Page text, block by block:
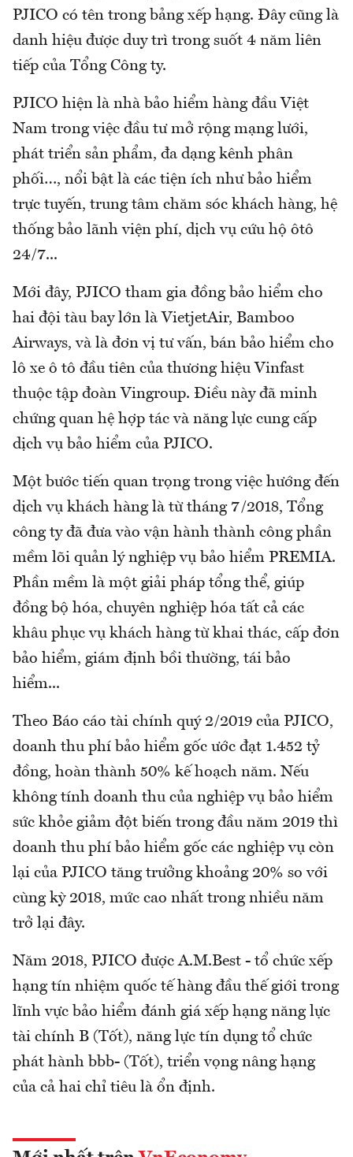
PJICO có tên trong bảng xếp hạng. Đây cũng là
danh hiệu được duy trì trong suốt 4 năm liên
tiếp của Tổng Công ty.
PJICO hiện là nhà bảo hiểm hàng đầu Việt
Nam trong việc đầu tư mở rộng mạng lưới,
phát triển sản phẩm, đa dạng kênh phân
phối…, nổi bật là các tiện ích như bảo hiểm
trực tuyến, trung tâm chăm sóc khách hàng, hệ
thống bảo lãnh viện phí, dịch vụ cứu hộ ôtô
24/7...
Mới đây, PJICO tham gia đồng bảo hiểm cho
hai đội tàu bay lớn là VietjetAir, Bamboo
Airways, và là đơn vị tư vấn, bán bảo hiểm cho
lô xe ô tô đầu tiên của thương hiệu Vinfast
thuộc tập đoàn Vingroup. Điều này đã minh
chứng quan hệ hợp tác và năng lực cung cấp
dịch vụ bảo hiểm của PJICO.
Một bước tiến quan trọng trong việc hướng đến
dịch vụ khách hàng là từ tháng 7/2018, Tổng
công ty đã đưa vào vận hành thành công phần
mềm lõi quản lý nghiệp vụ bảo hiểm PREMIA.
Phần mềm là một giải pháp tổng thể, giúp
đồng bộ hóa, chuyên nghiệp hóa tất cả các
khâu phục vụ khách hàng từ khai thác, cấp đơn
bảo hiểm, giám định bồi thường, tái bảo
hiểm...
Theo Báo cáo tài chính quý 2/2019 của PJICO,
doanh thu phí bảo hiểm gốc ước đạt 1.452 tỷ
đồng, hoàn thành 50% kế hoạch năm. Nếu
không tính doanh thu của nghiệp vụ bảo hiểm
sức khỏe giảm đột biến trong đầu năm 2019 thì
doanh thu phí bảo hiểm gốc các nghiệp vụ còn
lại của PJICO tăng trưởng khoảng 20% so với
cùng kỳ 2018, mức cao nhất trong nhiều năm
trở lại đây.
Năm 2018, PJICO được A.M.Best - tổ chức xếp
hạng tín nhiệm quốc tế hàng đầu thế giới trong
lĩnh vực bảo hiểm đánh giá xếp hạng năng lực
tài chính B (Tốt), năng lực tín dụng tổ chức
phát hành bbb- (Tốt), triển vọng nâng hạng
của cả hai chỉ tiêu là ổn định.